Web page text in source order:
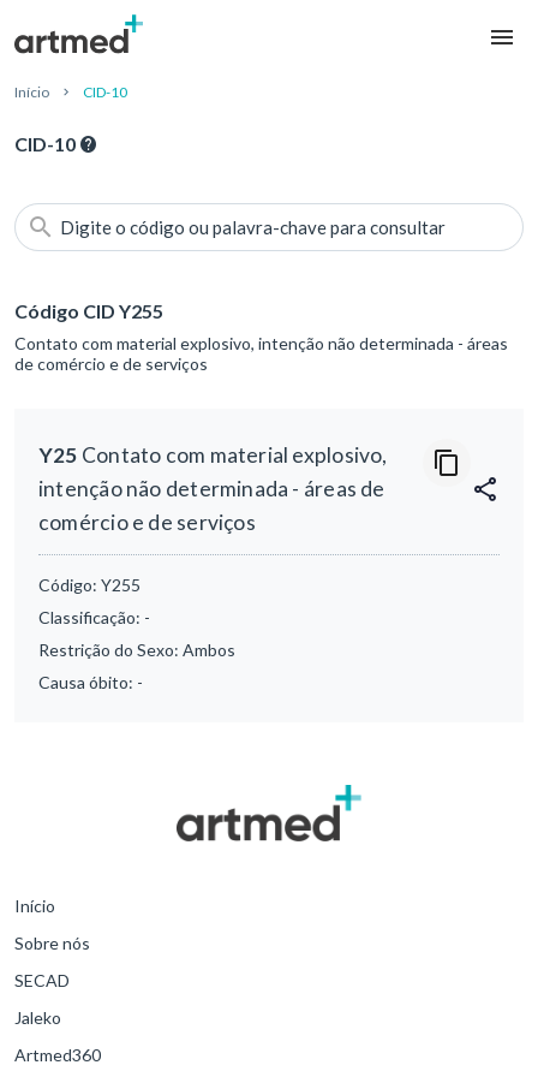
Início CID-10
CID-10
Digite o código ou palavra-chave para consultar
Código CID Y255
Contato com material explosivo, intenção não determinada - áreas
de comércio e de serviços
Y25 Contato com material explosivo,
intenção não determinada - áreas de
comércio e de serviços
Código: Y255
Classificação: -
Restrição do Sexo: Ambos
Causa óbito: -
Início
Sobre nós
SECAD
Jaleko
Artmed360